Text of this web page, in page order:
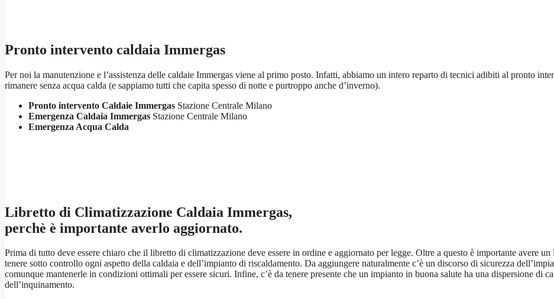
Pronto intervento caldaia Immergas
Per noi la manutenzione e l’assistenza delle caldaie Immergas viene al primo posto. Infatti, abbiamo un intero reparto di tecnici adibiti al pronto
rimanere senza acqua calda (e sappiamo tutti che capita spesso di notte e purtroppo anche d’inverno).
Pronto intervento Caldaie Immergas Stazione Centrale Milano
Emergenza Caldaia Immergas Stazione Centrale Milano
Emergenza Acqua Calda
Libretto di Climatizzazione Caldaia Immergas,
perchè è importante averlo aggiornato.
Prima di tutto deve essere chiaro che il libretto di climatizzazione deve essere in ordine e aggiornato per legge. Oltre a questo è importante avere
tenere sotto controllo ogni aspetto della caldaia e dell’impianto di riscaldamento. Da aggiungere naturalmente c’è un discorso di sicurezza
comunque mantenerle in condizioni ottimali per essere sicuri. Infine, c’è da tenere presente che un impianto in buona salute ha una dispersione di
dell’inquinamento.